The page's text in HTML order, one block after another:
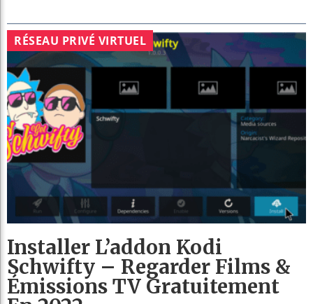
RÉSEAU PRIVÉ VIRTUEL
Installer L’addon Kodi
Schwifty – Regarder Films &
Émissions TV Gratuitement